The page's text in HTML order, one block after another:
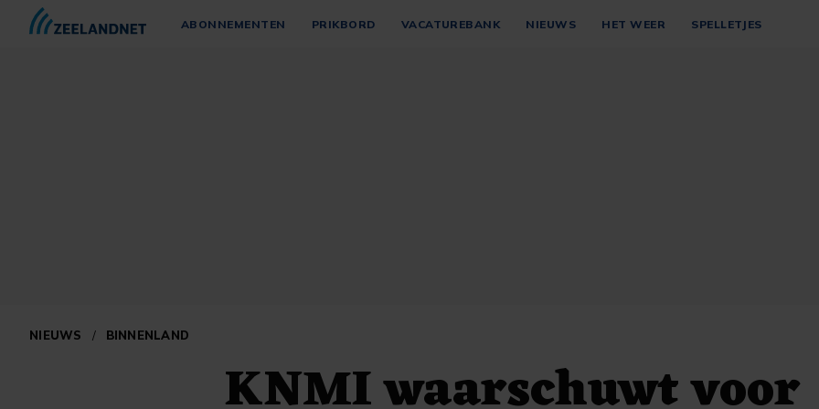
ABONNEMENTEN PRIKBORD VACATUREBANK NIEUWS HET WEER SPELLETJES
NIEUWS / BINNENLAND